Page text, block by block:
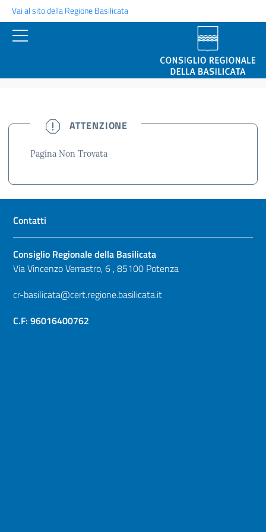
Vai al sito della Regione Basilicata
NON TROVATA
ATTENZIONE
Pagina Non Trovata
Contatti
Consiglio Regionale della Basilicata
Via Vincenzo Verrastro, 6 , 85100 Potenza
cr-basilicata@cert.regione.basilicata.it
C.F: 96016400762